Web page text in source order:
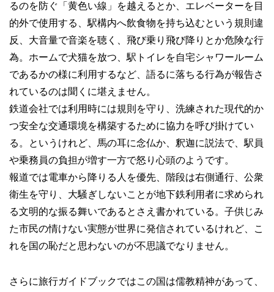
るのを防ぐ「黄色い線」を越えるとか、エレベーターを目
的外で使用する、駅構内へ飲食物を持ち込むという規則違
反、大音量で音楽を聴く、飛び乗り飛び降りとか危険な行
為。ホームで犬猫を放つ、駅トイレを自宅シャワールーム
であるかの様に利用するなど、語るに落ちる行為が報告さ
れているのは聞くに堪えません。
鉄道会社では利用時には規則を守り、洗練された現代的か
つ安全な交通環境を構築するために協力を呼び掛けてい
る。というけれど、馬の耳に念仏か、釈迦に説法で、駅員
や乗務員の負担が増す一方で怒り心頭のようです。
報道では電車から降りる人を優先、階段は右側通行、公衆
衛生を守り、大騒ぎしないことが地下鉄利用者に求められ
る文明的な振る舞いであるとさえ書かれている。子供じみ
た市民の情けない実態が世界に発信されているけれど、こ
れを国の恥だと思わないのが不思議でなりません。
さらに旅行ガイドブックではこの国は儒教精神があって、